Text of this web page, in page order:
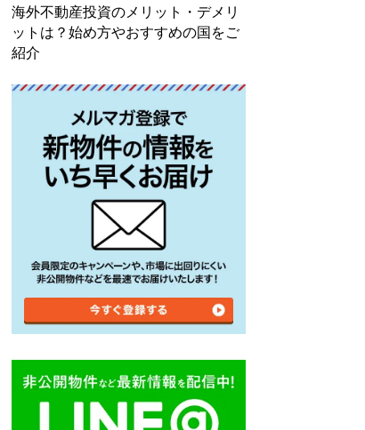
海外不動産投資のメリット・デメリ
ットは？始め方やおすすめの国をご
紹介